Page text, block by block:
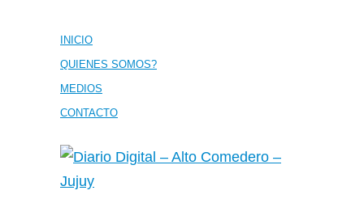
INICIO
QUIENES SOMOS?
MEDIOS
CONTACTO